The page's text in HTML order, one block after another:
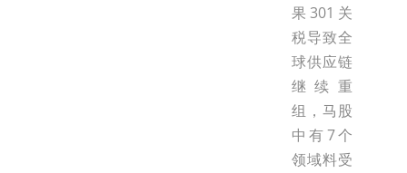
果301关
税导致全
球供应链
继续重
组，马股
中有7个
领域料受